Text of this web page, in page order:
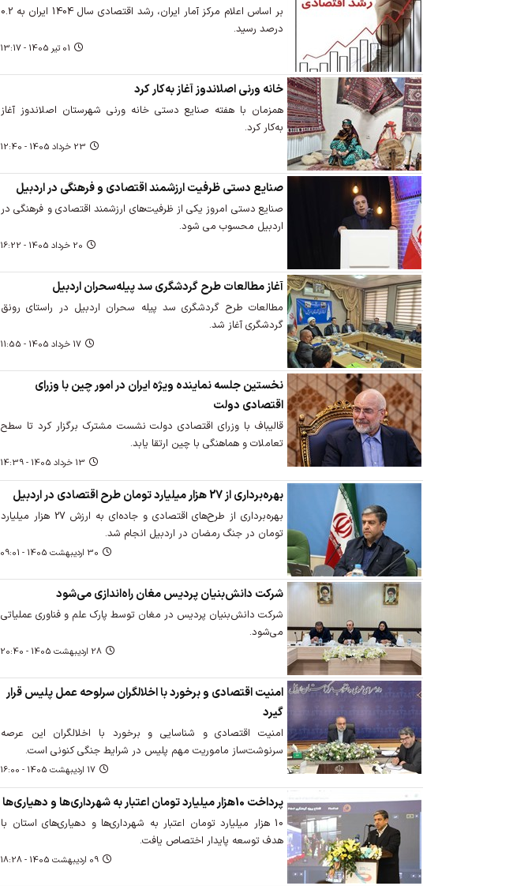
بر اساس اعلام مرکز آمار ایران، رشد اقتصادی سال 1404 ایران به 0.2
درصد رسید.
01 تير 1405 - 13:17
خانه ورنی اصلاندوز آغاز به‌کار کرد
همزمان با هفته صنایع دستی خانه ورنی شهرستان اصلاندوز آغاز
به‌کار کرد.
23 خرداد 1405 - 12:40
صنایع دستی ظرفیت ارزشمند اقتصادی و فرهنگی در اردبیل
صنایع دستی امروز یکی از ظرفیت‌های ارزشمند اقتصادی و فرهنگی در
اردبیل محسوب می شود.
20 خرداد 1405 - 16:22
آغاز مطالعات طرح گردشگری سد پیله‌سحران اردبیل
مطالعات طرح گردشگری سد پیله سحران اردبیل در راستای رونق
گردشگری آغاز شد.
17 خرداد 1405 - 11:55
نخستین جلسه نماینده ویژه ایران در امور چین با وزرای
اقتصادی دولت
قالیباف با وزرای اقتصادی دولت نشست مشترک برگزار کرد تا سطح
تعاملات و هماهنگی با چین ارتقا یابد.
13 خرداد 1405 - 14:39
بهره‌برداری از 27 هزار میلیارد تومان طرح اقتصادی در اردبیل
بهره‌برداری از طرح‌های اقتصادی و جاده‌ای به ارزش 27 هزار میلیارد
تومان در جنگ رمضان در اردبیل انجام شد.
30 ارديبهشت 1405 - 09:01
شرکت دانش‌بنیان پردیس مغان راه‌اندازی می‌شود
شرکت دانش‌بنیان پردیس در مغان توسط پارک علم و فناوری عملیاتی
می‌شود.
28 ارديبهشت 1405 - 20:40
امنیت اقتصادی و برخورد با اخلالگران سرلوحه عمل پلیس قرار
گیرد
امنیت اقتصادی و شناسایی و‌ برخورد با اخلالگران این عرصه
سرنوشت‌ساز ماموریت‌ مهم پلیس در شرایط جنگی کنونی است.
17 ارديبهشت 1405 - 16:00
پرداخت 10هزار میلیارد تومان اعتبار به شهرداری‌ها و دهیاری‌ها
10 هزار میلیارد تومان اعتبار به شهرداری‌ها و دهیاری‌های استان با
هدف توسعه پایدار اختصاص یافت.
09 ارديبهشت 1405 - 18:28